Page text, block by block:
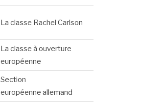
La classe Rachel Carlson
La classe à ouverture
européenne
Section
européenne allemand